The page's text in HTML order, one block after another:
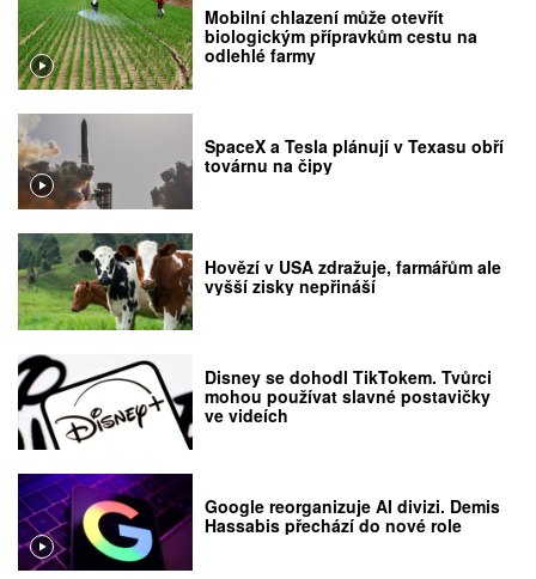
Mobilní chlazení může otevřít
biologickým přípravkům cestu na
odlehlé farmy
SpaceX a Tesla plánují v Texasu obří
továrnu na čipy
Hovězí v USA zdražuje, farmářům ale
vyšší zisky nepřináší
Disney se dohodl TikTokem. Tvůrci
mohou používat slavné postavičky
ve videích
Google reorganizuje AI divizi. Demis
Hassabis přechází do nové role